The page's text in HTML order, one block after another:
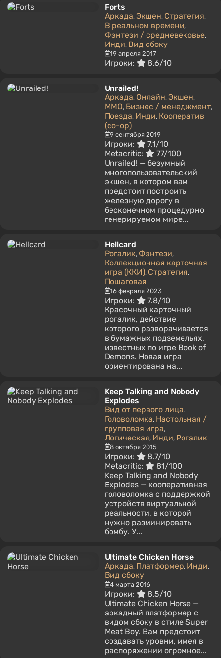
Forts
Аркада, Экшен, Стратегия,
В реальном времени,
Фэнтези / средневековье,
Инди, Вид сбоку
19 апреля 2017
Игроки: 8.6/10
Unrailed!
Аркада, Онлайн, Экшен,
MMO, Бизнес / менеджмент,
Поезда, Инди, Кооператив
(co-op)
9 сентября 2019
Игроки:
7.1/10
Metacritic:
77/100
Unrailed! — безумный
многопользовательский
экшен, в котором вам
предстоит построить
железную дорогу в
бесконечном процедурно
генерируемом мире...
Hellcard
Рогалик, Фэнтези,
Коллекционная карточная
игра (ККИ), Стратегия,
Пошаговая
16 февраля 2023
Игроки:
7.8/10
Красочный карточный
рогалик, действие
которого разворачивается
в бумажных подземельях,
известных по игре Book of
Demons. Новая игра
ориентирована на...
Keep Talking and Nobody
Explodes
Вид от первого лица,
Головоломка, Настольная /
групповая игра,
Логическая, Инди, Рогалик
8 октября 2015
Игроки:
8.7/10
Metacritic:
81/100
Keep Talking and Nobody
Explodes — кооперативная
головоломка с поддержкой
устройств виртуальной
реальности, в которой
нужно разминировать
бомбу. У...
Ultimate Chicken Horse
Аркада, Платформер, Инди,
Вид сбоку
4 марта 2016
Игроки:
8.5/10
Ultimate Chicken Horse —
аркадный платформер с
видом сбоку в стиле Super
Meat Boy. Вам предстоит
создавать уровни, имея в
распоряжении огромное...